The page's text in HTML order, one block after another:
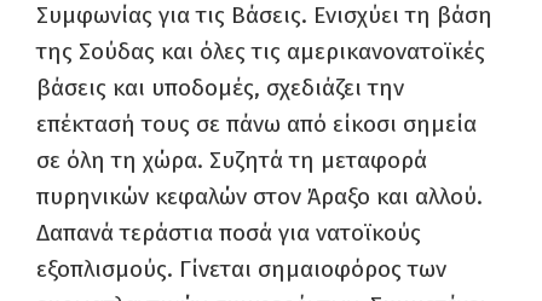
Συμφωνίας για τις Βάσεις. Ενισχύει τη βάση
της Σούδας και όλες τις αμερικανονατοϊκές
βάσεις και υποδομές, σχεδιάζει την
επέκτασή τους σε πάνω από είκοσι σημεία
σε όλη τη χώρα. Συζητά τη μεταφορά
πυρηνικών κεφαλών στον Άραξο και αλλού.
Δαπανά τεράστια ποσά για νατοϊκούς
εξοπλισμούς. Γίνεται σημαιοφόρος των